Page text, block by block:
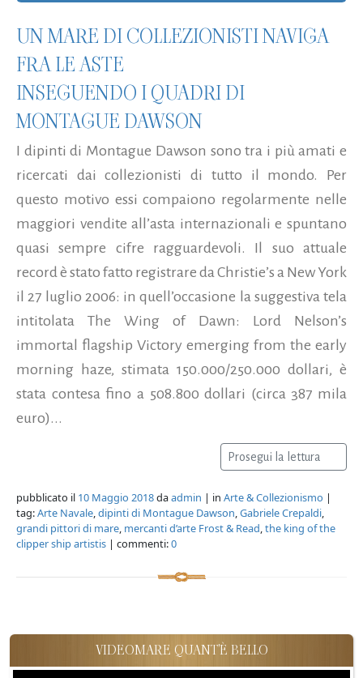
UN MARE DI COLLEZIONISTI NAVIGA
FRA LE ASTE
INSEGUENDO I QUADRI DI
MONTAGUE DAWSON
I dipinti di Montague Dawson sono tra i più amati e
ricercati dai collezionisti di tutto il mondo. Per
questo motivo essi compaiono regolarmente nelle
maggiori vendite all’asta internazionali e spuntano
quasi sempre cifre ragguardevoli. Il suo attuale
record è stato fatto registrare da Christie’s a New York
il 27 luglio 2006: in quell’occasione la suggestiva tela
intitolata The Wing of Dawn: Lord Nelson’s
immortal flagship Victory emerging from the early
morning haze, stimata 150.000/250.000 dollari, è
stata contesa fino a 508.800 dollari (circa 387 mila
euro)...
Prosegui la lettura
pubblicato il 10 Maggio 2018daadmin | in Arte & Collezionismo |
tag:Arte Navale,dipinti di Montague Dawson,Gabriele Crepaldi,
grandi pittori di mare, mercanti d’arte Frost & Read,the king of the
clipper ship artistis | commenti:0
VIDEOMARE QUANT'È BELLO